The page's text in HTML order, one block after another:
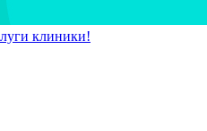
клиники!